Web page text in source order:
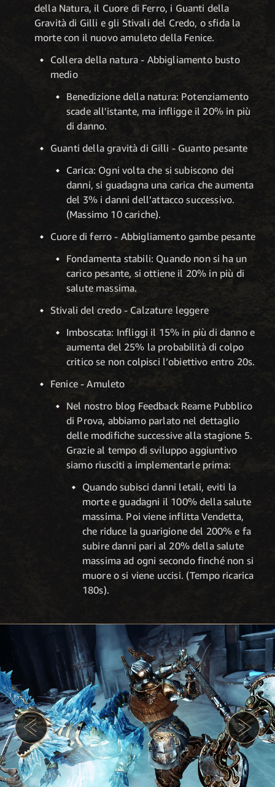
della Natura, il Cuore di Ferro, i Guanti della
Gravità di Gilli e gli Stivali del Credo, o sfida la
morte con il nuovo amuleto della Fenice.
Collera della natura - Abbigliamento busto
medio
Benedizione della natura: Potenziamento
scade all'istante, ma infligge il 20% in più
di danno.
Guanti della gravità di Gilli - Guanto pesante
Carica: Ogni volta che si subiscono dei
danni, si guadagna una carica che aumenta
del 3% i danni dell’attacco successivo.
(Massimo 10 cariche).
Cuore di ferro - Abbigliamento gambe pesante
Fondamenta stabili: Quando non si ha un
carico pesante, si ottiene il 20% in più di
salute massima.
Stivali del credo - Calzature leggere
Imboscata: Infliggi il 15% in più di danno e
aumenta del 25% la probabilità di colpo
critico se non colpisci l’obiettivo entro 20s.
Fenice - Amuleto
Nel nostro blog Feedback Reame Pubblico
di Prova, abbiamo parlato nel dettaglio
delle modifiche successive alla stagione 5.
Grazie al tempo di sviluppo aggiuntivo
siamo riusciti a implementarle prima:
Quando subisci danni letali, eviti la
morte e guadagni il 100% della salute
massima. Poi viene inflitta Vendetta,
che riduce la guarigione del 200% e fa
subire danni pari al 20% della salute
massima ad ogni secondo finché non si
muore o si viene uccisi. (Tempo ricarica
180s).